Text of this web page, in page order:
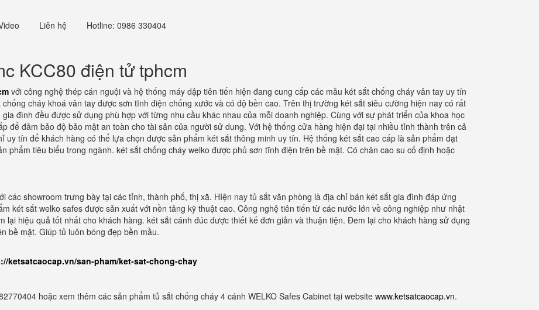
Liên hệ Hotline: 0986 330404
KCC80 điện tử tphcm
với công nghệ thép cán nguội và hệ thống máy dập tiên tiến hiện đang cung cấp các mẫu két sắt chống cháy vân tay uy tín
cháy khoá vân tay được sơn tĩnh điện chống xước và có độ bền cao. Trên thị trường két sắt siêu cường hiện nay có rất
đình đều được sử dụng phù hợp với từng nhu cầu khác nhau của mỗi doanh nghiệp. Cùng với sự phát triển của khoa học
để đảm bảo độ bảo mật an toàn cho tài sản của người sử dung. Với hệ thống cửa hàng hiện đại tại nhiều tỉnh thành trên cả
uy tín để khách hàng có thể lựa chọn được sản phẩm két sắt thông minh uy tín. Hệ thống két sắt cao cấp là sản phẩm đạt
phẩm tiêu biểu trong ngành. két sắt chống cháy welko được phủ sơn tĩnh điện trên bề mặt. Có chân cao su cố định hoặc
các showroom trưng bày tại các tỉnh, thành phố, thị xã. HIện nay tủ sắt văn phòng là địa chỉ bán két sắt gia đình đáp ứng
két sắt welko safes được sản xuất với nền tảng kỹ thuật cao. Công nghệ tiên tiến từ các nước lớn về công nghiệp như nhật
lại hiệu quả tốt nhất cho khách hàng. két sắt cánh đúc được thiết kế đơn giản và thuận tiện. Đem lại cho khách hàng sử dụng
bề mặt. Giúp tủ luôn bóng đẹp bền mầu.
ketsatcaocap.vn/san-pham/ket-sat-chong-chay
hoặc xem thêm các sản phẩm tủ sắt chống cháy 4 cánh WELKO Safes Cabinet tại website www.ketsatcaocap.vn.